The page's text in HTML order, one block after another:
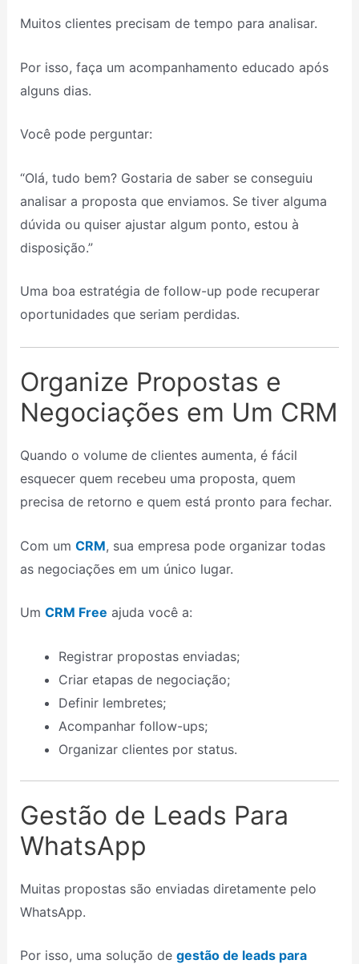
Muitos clientes precisam de tempo para analisar.
Por isso, faça um acompanhamento educado após
alguns dias.
Você pode perguntar:
“Olá, tudo bem? Gostaria de saber se conseguiu
analisar a proposta que enviamos. Se tiver alguma
dúvida ou quiser ajustar algum ponto, estou à
disposição.”
Uma boa estratégia de follow-up pode recuperar
oportunidades que seriam perdidas.
Organize Propostas e
Negociações em Um CRM
Quando o volume de clientes aumenta, é fácil
esquecer quem recebeu uma proposta, quem
precisa de retorno e quem está pronto para fechar.
Com um CRM, sua empresa pode organizar todas
as negociações em um único lugar.
Um CRM Free ajuda você a:
Registrar propostas enviadas;
Criar etapas de negociação;
Definir lembretes;
Acompanhar follow-ups;
Organizar clientes por status.
Gestão de Leads Para
WhatsApp
Muitas propostas são enviadas diretamente pelo
WhatsApp.
Por isso, uma solução de gestão de leads para